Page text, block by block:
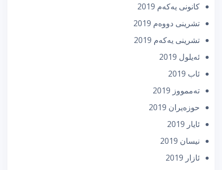
كانونی یه‌كه‌م 2019
تشرینی دووه‌م 2019
تشرینی یه‌كه‌م 2019
ئه‌یلول 2019
ئاب 2019
تەممووز 2019
حوزه‌یران 2019
ئایار 2019
نیسان 2019
ئازار 2019